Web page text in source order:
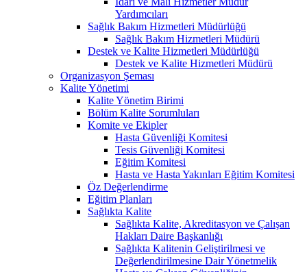
Yardımcıları
Sağlık Bakım Hizmetleri Müdürlüğü
Sağlık Bakım Hizmetleri Müdürü
Destek ve Kalite Hizmetleri Müdürlüğü
Destek ve Kalite Hizmetleri Müdürü
Organizasyon Şeması
Kalite Yönetimi
Kalite Yönetim Birimi
Bölüm Kalite Sorumluları
Komite ve Ekipler
Hasta Güvenliği Komitesi
Tesis Güvenliği Komitesi
Eğitim Komitesi
Hasta ve Hasta Yakınları Eğitim Komitesi
Öz Değerlendirme
Eğitim Planları
Sağlıkta Kalite
Sağlıkta Kalite, Akreditasyon ve Çalışan
Hakları Daire Başkanlığı
Sağlıkta Kalitenin Geliştirilmesi ve
Değerlendirilmesine Dair Yönetmelik